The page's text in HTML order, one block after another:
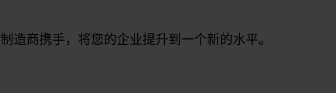
造商携手，将您的企业提升到一个新的水平。